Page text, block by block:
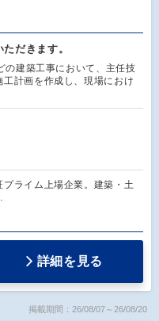
だきます。
の建築工事において、主任技
計画を作成し、現場におけ
ライム上場企業。建築・土
詳細を見る
掲載期間：26/08/07～26/08/20